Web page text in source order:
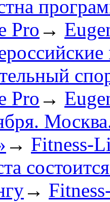
Pro →
Pro →
→ Fitness-
→